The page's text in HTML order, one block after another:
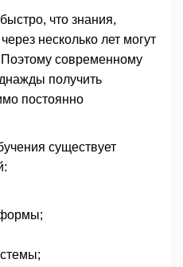
что знания,
несколько лет могут
Поэтому современному
получить
постоянно
существует